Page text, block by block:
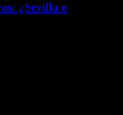
¿Sevilla o